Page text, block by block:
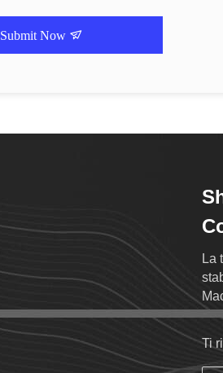
Submit Now
La
Ti